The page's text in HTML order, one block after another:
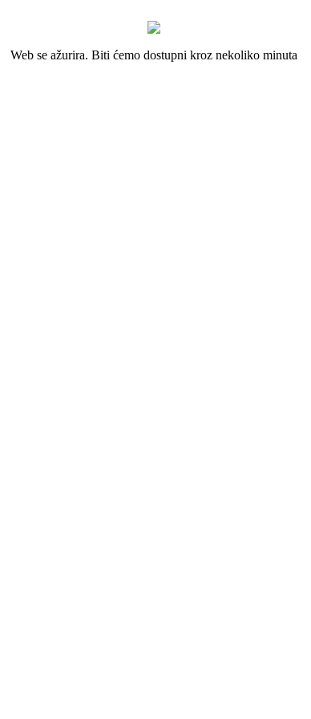
Web se ažurira. Biti ćemo dostupni kroz nekoliko minuta